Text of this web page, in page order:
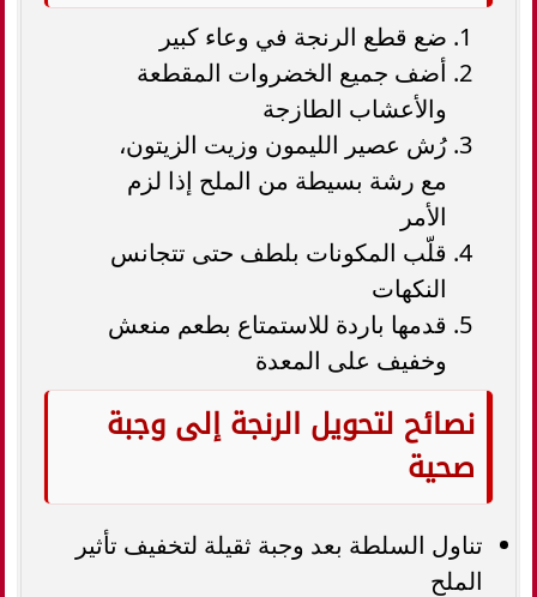
ضع قطع الرنجة في وعاء كبير
أضف جميع الخضروات المقطعة
والأعشاب الطازجة
رُش عصير الليمون وزيت الزيتون،
مع رشة بسيطة من الملح إذا لزم
الأمر
قلّب المكونات بلطف حتى تتجانس
النكهات
قدمها باردة للاستمتاع بطعم منعش
وخفيف على المعدة
نصائح لتحويل الرنجة إلى وجبة
صحية
تناول السلطة بعد وجبة ثقيلة لتخفيف تأثير
الملح